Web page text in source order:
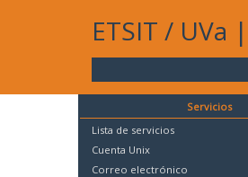
ETSIT / UVa |
Servicios
Lista de servicios
Cuenta Unix
Correo electrónico